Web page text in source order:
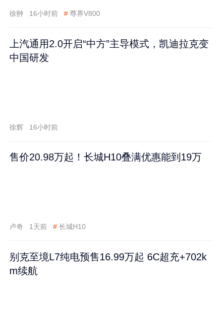
徐翀 16小时前 # 尊界V800
上汽通用2.0开启“中方”主导模式，凯迪拉克变
中国研发
徐辉 16小时前
售价20.98万起！长城H10叠满优惠能到19万
卢奇 1天前 # 长城H10
别克至境L7纯电预售16.99万起 6C超充+702k
m续航